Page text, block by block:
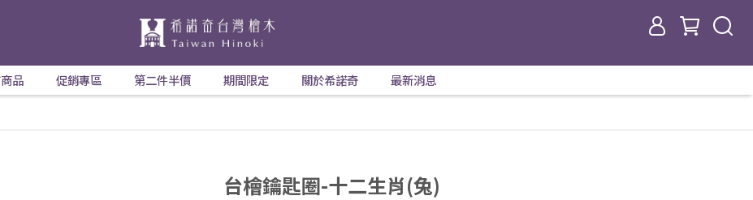
品 促銷專區 第二件半價 期間限定 關於希諾奇 最新消息
台檜鑰匙圈-十二生肖(兔)